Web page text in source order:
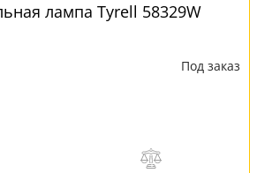
лампа Tyrell 58329W
Под заказ